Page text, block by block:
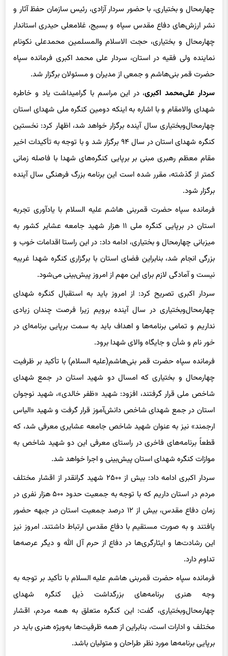
نشر ارزش‌های دفاع مقدس سپاه و بسیج، غلامعلی حیدری استاندار
چهارمحال و بختیاری، حجت الاسلام والمسلمین محمدعلی نکونام
نماینده ولی‌ فقیه در استان، سردار علی محمد اکبری فرمانده سپاه
حضرت قمر بنی‌هاشم و جمعی از مدیران و مسئولان برگزار شد.
سردار علی‌محمد اکبری، در این مراسم با گرامیداشت یاد و خاطره
شهدای والامقام و با اشاره به اینکه دومین کنگره ملی شهدای استان
چهارمحال‌وبختیاری سال آینده برگزار خواهد شد، اظهار کرد: نخستین
کنگره شهدای استان در سال ۹۴ برگزار شد و با توجه به تأکیدات اخیر
مقام معظم رهبری مبنی بر برپایی کنگره‌های شهدا با فاصله زمانی
کمتر از گذشته، مقرر شده است این برنامه بزرگ فرهنگی سال آینده
برگزار شود.
فرمانده سپاه حضرت قمربنی هاشم علیه السلام با یادآوری تجربه
استان در برپایی کنگره ملی ۱۱ هزار شهید جامعه عشایر کشور به
میزبانی چهارمحال و بختیاری، ادامه داد: در این راستا اقدامات خوب و
بزرگی انجام شد، بنابراین فضای استان با برگزاری کنگره شهدا غریبه
نیست و آمادگی لازم برای این مهم از امروز پیش‌بینی می‌شود.
سردار اکبری تصریح کرد: از امروز باید به استقبال کنگره شهدای
چهارمحال‌وبختیاری در سال آینده برویم زیرا فرصت چندان زیادی
نداریم و تمامی برنامه‌ها و اهداف باید به سمت برپایی برنامه‌ای در
خور نام و شأن و جایگاه والای شهدا برود.
فرمانده سپاه حضرت قمر بنی‌هاشم(علیه السلام) با تأکید بر ظرفیت
چهارمحال و بختیاری که امسال دو شهید استان در جمع شهدای
شاخص ملی قرار گرفتند، افزود: شهید «ظفر خالدی»، شهید نوجوان
استان در جمع شهدای شاخص دانش‌آموز قرار گرفت و شهید «الیاس
ارجمند» نیز به ‌عنوان شهید شاخص جامعه عشایری معرفی شد، که
قطعاً برنامه‌های فاخری در راستای معرفی این دو شهید شاخص به
موازات کنگره شهدای استان پیش‌بینی و اجرا خواهد شد.
سردار اکبری ادامه داد: بیش از ۲۵۰۰ شهید گرانقدر از اقشار مختلف
مردم در استان داریم که با توجه به جمعیت حدود ۵۰۰ هزار نفری در
زمان دفاع مقدس، بیش از ۱۲ درصد جمعیت استان در جبهه حضور
یافتند و به‌ صورت مستقیم با دفاع مقدس ارتباط داشتند. امروز نیز
این رشادت‌ها و ایثارگری‌ها در دفاع از حرم آل الله و دیگر عرصه‌ها
تداوم دارد.
فرمانده سپاه حضرت قمربنی هاشم علیه السلام با تأکید بر توجه به
وجه هنری برنامه‌های بزرگداشت ذیل کنگره شهدای
چهارمحال‌وبختیاری، گفت: این کنگره متعلق به همه مردم، اقشار
مختلف و ادارات است، بنابراین از همه ظرفیت‌ها به‌ویژه هنری باید در
برپایی برنامه‌ها مورد نظر طراحان و متولیان باشد.
سردار اکبری در پایان با یادآوری منویات مقام معظم رهبری مبنی بر